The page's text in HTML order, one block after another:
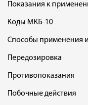
Показания к
Коды МКБ-10
Способы применения
Передозировка
Противопоказания
Побочные действия